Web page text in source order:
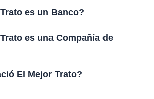
es un Banco?
es una Compañía de
El Mejor Trato?